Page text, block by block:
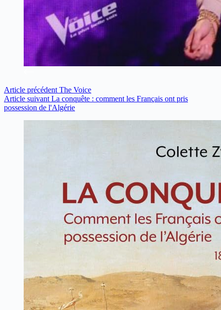
Article précédent The Voice
Article suivant La conquête : comment les Français ont pris
possession de l'Algérie